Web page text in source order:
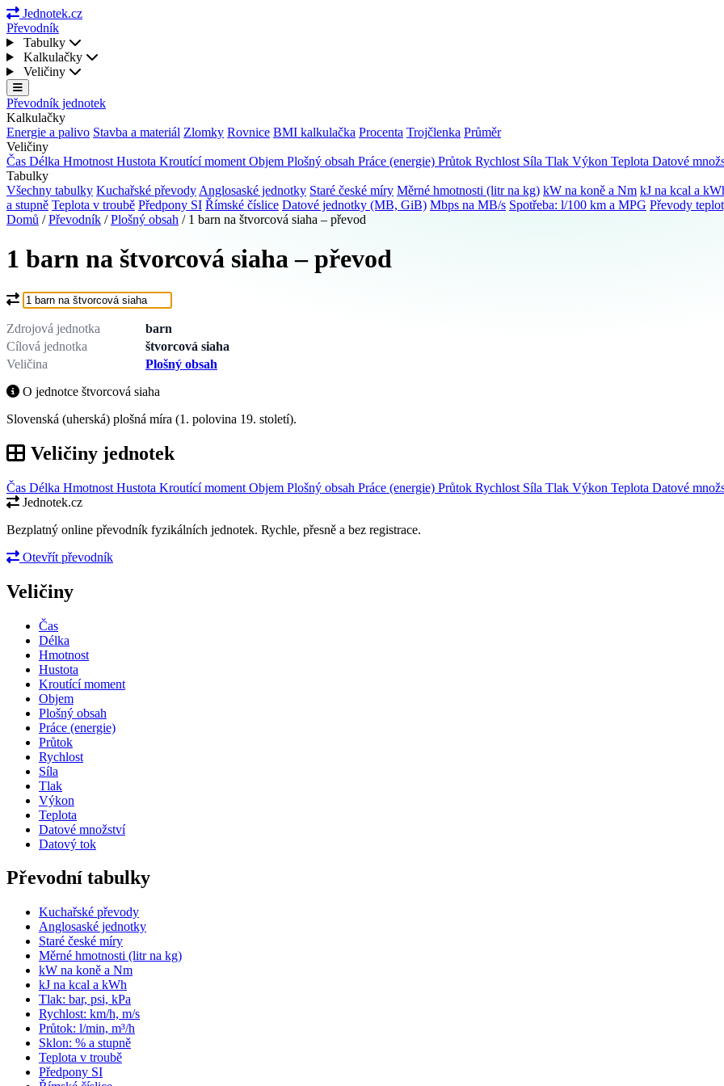
Jednotek.cz
Převodník
Tabulky
Kalkulačky
Veličiny
Převodník jednotek
Kalkulačky
Energie a palivo Stavba a materiál Zlomky Rovnice BMI kalkulačka Procenta Trojčlenka Průměr
Veličiny
Čas Délka Hmotnost Hustota Kroutící moment Objem Plošný obsah Práce (energie) Průtok Rychlost Síla Tlak Výkon Teplota Datové
Tabulky
Všechny tabulky Kuchařské převody Anglosaské jednotky Staré české míry Měrné hmotnosti (litr na kg) kW na koně a Nm kJ na kcal a
a stupně Teplota v troubě Předpony SI Římské číslice Datové jednotky (MB, GiB) Mbps na MB/s Spotřeba: l/100 km a MPG Převody
Domů / Převodník / Plošný obsah / 1 barn na štvorcová siaha – převod
1 barn na štvorcová siaha – převod
Co chcete převést?
Zdrojová jednotka
barn
Cílová jednotka
štvorcová siaha
Veličina
Plošný obsah
O jednotce štvorcová siaha
Slovenská (uherská) plošná míra (1. polovina 19. století).
Veličiny jednotek
Čas Délka Hmotnost Hustota Kroutící moment Objem Plošný obsah Práce (energie) Průtok Rychlost Síla Tlak Výkon Teplota Datové
Jednotek.cz
Bezplatný online převodník fyzikálních jednotek. Rychle, přesně a bez registrace.
Otevřít převodník
Veličiny
Čas
Délka
Hmotnost
Hustota
Kroutící moment
Objem
Plošný obsah
Práce (energie)
Průtok
Rychlost
Síla
Tlak
Výkon
Teplota
Datové množství
Datový tok
Převodní tabulky
Kuchařské převody
Anglosaské jednotky
Staré české míry
Měrné hmotnosti (litr na kg)
kW na koně a Nm
kJ na kcal a kWh
Tlak: bar, psi, kPa
Rychlost: km/h, m/s
Průtok: l/min, m³/h
Sklon: % a stupně
Teplota v troubě
Předpony SI